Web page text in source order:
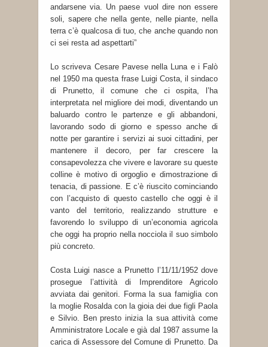
andarsene via. Un paese vuol dire non essere
soli, sapere che nella gente, nelle piante, nella
terra c’è qualcosa di tuo, che anche quando non
ci sei resta ad aspettarti”
Lo scriveva Cesare Pavese nella Luna e i Falò
nel 1950 ma questa frase Luigi Costa, il sindaco
di Prunetto, il comune che ci ospita, l’ha
interpretata nel migliore dei modi, diventando un
baluardo contro le partenze e gli abbandoni,
lavorando sodo di giorno e spesso anche di
notte per garantire i servizi ai suoi cittadini, per
mantenere il decoro, per far crescere la
consapevolezza che vivere e lavorare su queste
colline è motivo di orgoglio e dimostrazione di
tenacia, di passione. E c’è riuscito cominciando
con l’acquisto di questo castello che oggi è il
vanto del territorio, realizzando strutture e
favorendo lo sviluppo di un’economia agricola
che oggi ha proprio nella nocciola il suo simbolo
più concreto.
Costa Luigi nasce a Prunetto l’11/11/1952 dove
prosegue l’attività di Imprenditore Agricolo
avviata dai genitori. Forma la sua famiglia con
la moglie Rosalda con la gioia dei due figli Paola
e Silvio. Ben presto inizia la sua attività come
Amministratore Locale e già dal 1987 assume la
carica di Assessore del Comune di Prunetto. Da